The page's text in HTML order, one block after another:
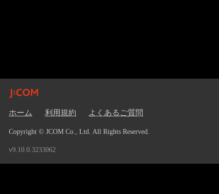
ホーム 利用規約 よくあるご質問
Copyright © JCOM Co., Ltd. All Rights Reserved.
v9.10.0.3233062